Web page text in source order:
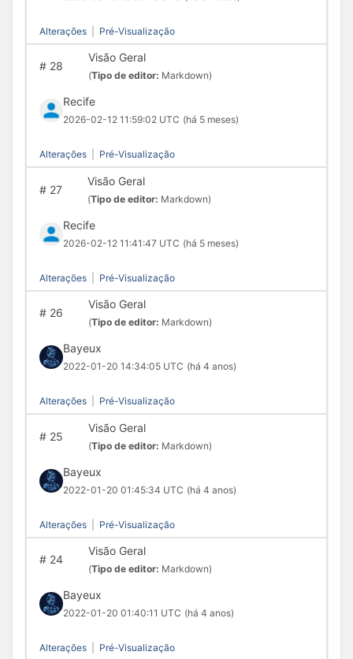
Alterações Pré-Visualização
#28
Visão Geral
(Tipo de editor: Markdown)
Recife
2026-02-12 11:59:02 UTC (há 5 meses)
Alterações Pré-Visualização
#27
Visão Geral
(Tipo de editor: Markdown)
Recife
2026-02-12 11:41:47 UTC (há 5 meses)
Alterações Pré-Visualização
#26
Visão Geral
(Tipo de editor: Markdown)
Bayeux
2022-01-20 14:34:05 UTC (há 4 anos)
Alterações Pré-Visualização
#25
Visão Geral
(Tipo de editor: Markdown)
Bayeux
2022-01-20 01:45:34 UTC (há 4 anos)
Alterações Pré-Visualização
#24
Visão Geral
(Tipo de editor: Markdown)
Bayeux
2022-01-20 01:40:11 UTC (há 4 anos)
Alterações Pré-Visualização